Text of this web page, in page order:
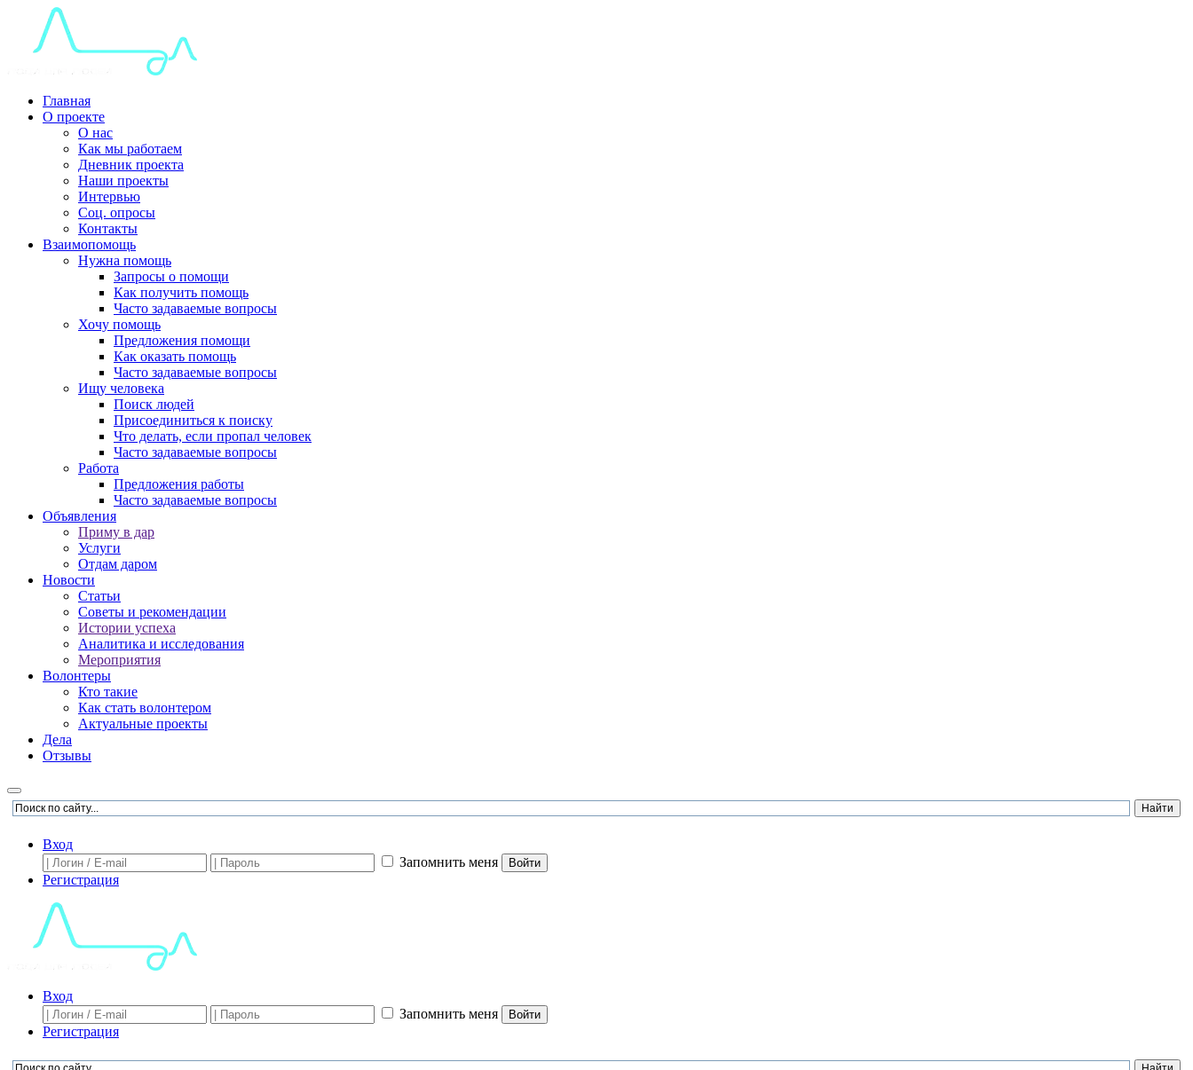
Главная
О проекте
О нас
Как мы работаем
Дневник проекта
Наши проекты
Интервью
Соц. опросы
Контакты
Взаимопомощь
Нужна помощь
Запросы о помощи
Как получить помощь
Часто задаваемые вопросы
Хочу помощь
Предложения помощи
Как оказать помощь
Часто задаваемые вопросы
Ищу человека
Поиск людей
Присоединиться к поиску
Что делать, если пропал человек
Часто задаваемые вопросы
Работа
Предложения работы
Часто задаваемые вопросы
Объявления
Приму в дар
Услуги
Отдам даром
Новости
Статьи
Советы и рекомендации
Истории успеха
Аналитика и исследования
Мероприятия
Волонтеры
Кто такие
Как стать волонтером
Актуальные проекты
Дела
Отзывы
Вход
Запомнить меня
Войти
Регистрация
Вход
Запомнить меня
Войти
Регистрация